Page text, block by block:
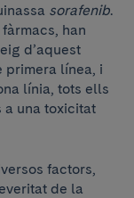
sorafenib.
han
d’aquest
primera línea, i
línia, tots ells
a una toxicitat
factors,
de la